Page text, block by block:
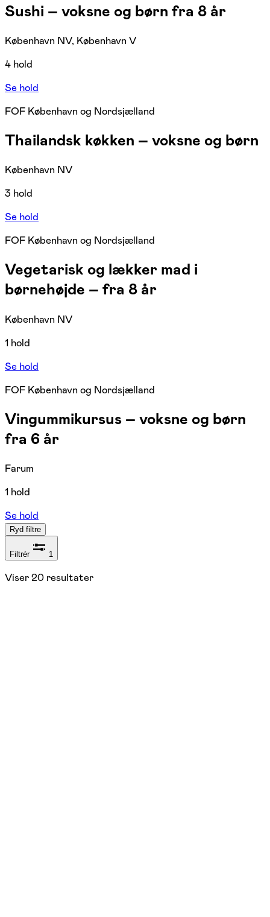
Sushi – voksne og børn fra 8 år
København NV, København V
4 hold
Se hold
FOF København og Nordsjælland
Thailandsk køkken – voksne og børn
København NV
3 hold
Se hold
FOF København og Nordsjælland
Vegetarisk og lækker mad i
børnehøjde – fra 8 år
København NV
1 hold
Se hold
FOF København og Nordsjælland
Vingummikursus – voksne og børn
fra 6 år
Farum
1 hold
Se hold
Ryd filtre
Filtrér 1
Viser20 resultater